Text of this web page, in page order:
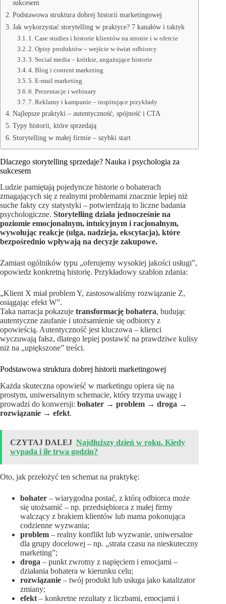
sukcesem
Podstawowa struktura dobrej historii marketingowej
Jak wykorzystać storytelling w praktyce? 7 kanałów i taktyk
1. Case studies i historie klientów na stronie i w ofercie
2. Opisy produktów – wejście w świat odbiorcy
3. Social media – krótkie, angażujące historie
4. Blog i content marketing
5. E‑mail marketing
6. Prezentacje i webinary
7. Reklamy i kampanie – inspirujące przykłady
Najlepsze praktyki – autentyczność, spójność i CTA
Typy historii, które sprzedają
Storytelling w małej firmie – szybki start
Dlaczego storytelling sprzedaje? Nauka i psychologia za
sukcesem
Ludzie pamiętają pojedyncze historie o bohaterach
zmagających się z realnymi problemami znacznie lepiej niż
suche fakty czy statystyki – potwierdzają to liczne badania
psychologiczne. Storytelling działa jednocześnie na
poziomie emocjonalnym, intuicyjnym i racjonalnym,
wywołując reakcje (ulga, nadzieja, ekscytacja), które
bezpośrednio wpływają na decyzje zakupowe.
Zamiast ogólników typu „oferujemy wysokiej jakości usługi”,
opowiedz konkretną historię. Przykładowy szablon zdania:
„Klient X miał problem Y, zastosowaliśmy rozwiązanie Z,
osiągając efekt W”.
Taka narracja pokazuje transformację bohatera, budując
autentyczne zaufanie i utożsamienie się odbiorcy z
opowieścią. Autentyczność jest kluczowa – klienci
wyczuwają fałsz, dlatego lepiej postawić na prawdziwe kulisy
niż na „upiększone” treści.
Podstawowa struktura dobrej historii marketingowej
Każda skuteczna opowieść w marketingu opiera się na
prostym, uniwersalnym schemacie, który trzyma uwagę i
prowadzi do konwersji: bohater → problem → droga →
rozwiązanie → efekt.
CZYTAJ DALEJ Najdłuższy dzień w roku. Kiedy
wypada i ile trwa godzin?
Oto, jak przełożyć ten schemat na praktykę:
bohater – wiarygodna postać, z którą odbiorca może
się utożsamić – np. przedsiębiorca z małej firmy
walczący z brakiem klientów lub mama pokonująca
codzienne wyzwania;
problem – realny konflikt lub wyzwanie, uniwersalne
dla grupy docelowej – np. „strata czasu na nieskuteczny
marketing”;
droga – punkt zwrotny z napięciem i emocjami –
działania bohatera w kierunku celu;
rozwiązanie – twój produkt lub usługa jako katalizator
zmiany;
efekt – konkretne rezultaty z liczbami, emocjami i